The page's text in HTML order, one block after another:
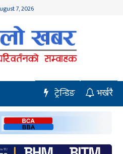
7, 2026
भर्खरै
ट्रेन्डिङ